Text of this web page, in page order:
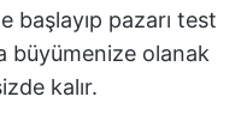
başlayıp pazarı test
büyümenize olanak
kalır.